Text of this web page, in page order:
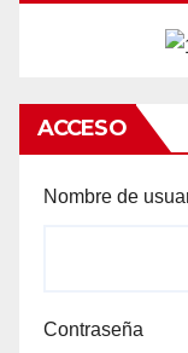
ACCESO
Nombre de
Contraseña